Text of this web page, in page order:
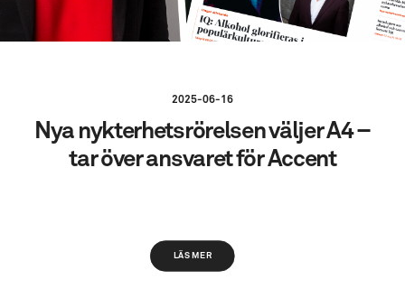
2025-06-16
Nya nykterhetsrörelsen väljer A4 –
tar över ansvaret för Accent
LÄS MER